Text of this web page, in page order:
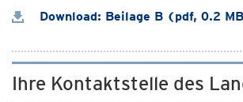
Download: Beilage B (pdf, 0.2
Ihre Kontaktstelle des